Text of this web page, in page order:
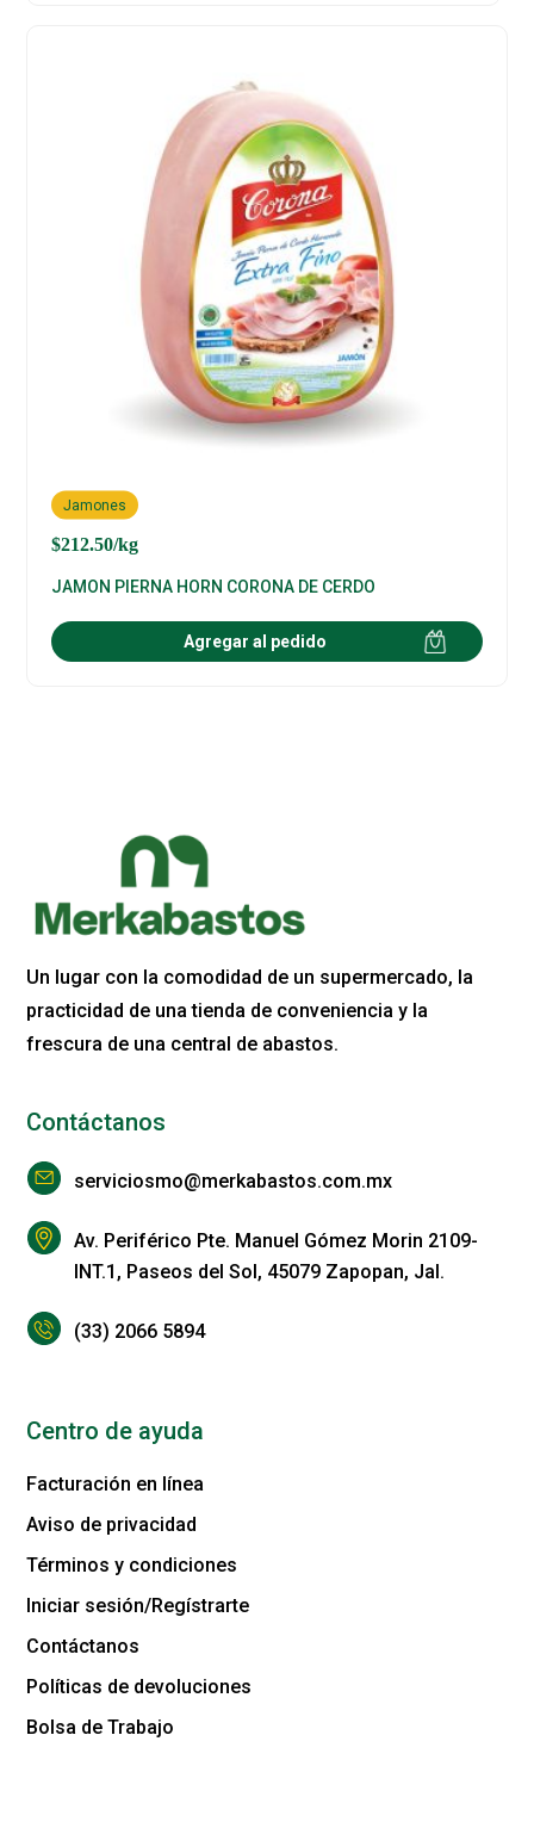
$212.50/kg
Jamones
JAMON PIERNA HORN CORONA DE CERDO
Agregar al pedido
Un lugar con la comodidad de un supermercado, la
practicidad de una tienda de conveniencia y la
frescura de una central de abastos.
Contáctanos
serviciosmo@merkabastos.com.mx
Av. Periférico Pte. Manuel Gómez Morin 2109-
INT.1, Paseos del Sol, 45079 Zapopan, Jal.
(33) 2066 5894
Centro de ayuda
Facturación en línea
Aviso de privacidad
Términos y condiciones
Iniciar sesión/Regístrarte
Contáctanos
Políticas de devoluciones
Bolsa de Trabajo